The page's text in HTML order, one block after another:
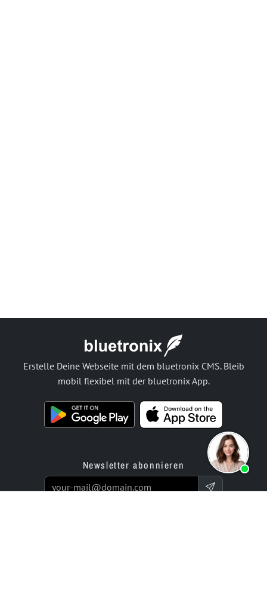
Erstelle Deine Webseite mit dem bluetronix CMS. Bleib
mobil flexibel mit der bluetronix App.
Newsletter abonnieren